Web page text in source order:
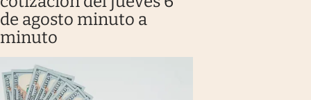
de agosto minuto a
minuto